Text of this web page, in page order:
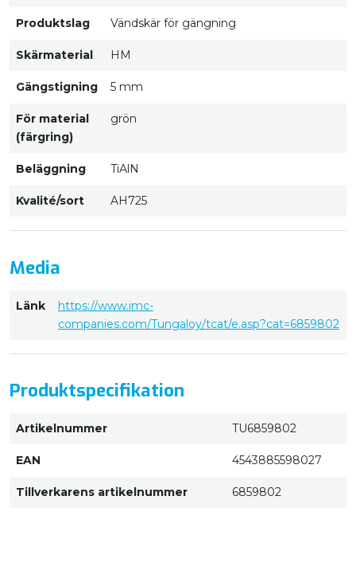
Produktslag Vändskär för gängning
Skärmaterial HM
Gängstigning 5 mm
För material
(färgring)
grön
Beläggning TiAlN
Kvalité/sort AH725
Media
Länk
https://www.imc-
companies.com/Tungaloy/tcat/e.asp?cat=6859802
Produktspecifikation
Artikelnummer TU6859802
EAN 4543885598027
Tillverkarens artikelnummer 6859802